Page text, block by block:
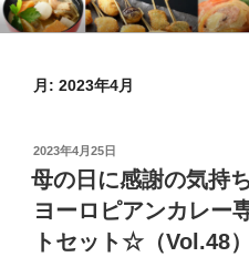
コ
ン
KYKオンライン
特集 ～オンラインショップ～
月: 2023年4月
投
稿
日:
2023年4月25日
母の日に感謝の気持
ヨーロピアンカレー
トセット☆（Vol.48）